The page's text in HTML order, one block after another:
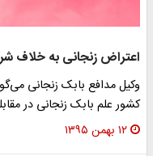
اعتراض زنجانی به خلاف
وکیل مدافع بابک زنجانی
کشور علم بابک زنجانی در
۱۲ بهمن ۱۳۹۵